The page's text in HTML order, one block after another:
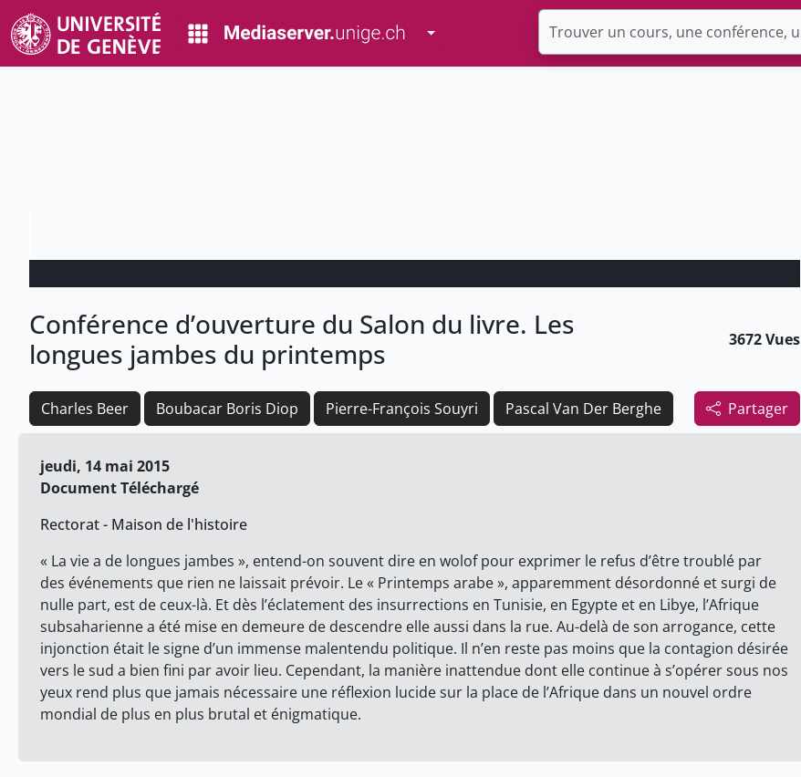
Toggle Dropdown
Conférence d’ouverture du Salon du livre. Les
longues jambes du printemps
3672 Vues
Partager
Charles Beer Boubacar Boris Diop Pierre-François Souyri Pascal Van Der Berghe
jeudi, 14 mai 2015
Document Téléchargé
Rectorat - Maison de l'histoire
« La vie a de longues jambes », entend-on souvent dire en wolof pour exprimer le refus d’être troublé par
des événements que rien ne laissait prévoir. Le « Printemps arabe », apparemment désordonné et surgi de
nulle part, est de ceux-là. Et dès l’éclatement des insurrections en Tunisie, en Egypte et en Libye, l’Afrique
subsaharienne a été mise en demeure de descendre elle aussi dans la rue. Au-delà de son arrogance, cette
injonction était le signe d’un immense malentendu politique. Il n’en reste pas moins que la contagion désirée
vers le sud a bien fini par avoir lieu. Cependant, la manière inattendue dont elle continue à s’opérer sous nos
yeux rend plus que jamais nécessaire une réflexion lucide sur la place de l’Afrique dans un nouvel ordre
mondial de plus en plus brutal et énigmatique.